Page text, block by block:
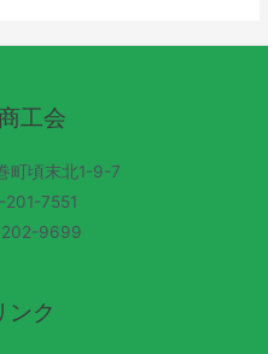
工会
町頃末北1-9-7
7551
9699
ンク